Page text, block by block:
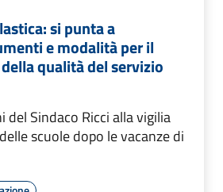
si punta a
e modalità per il
qualità del servizio
del Sindaco Ricci alla vigilia
scuole dopo le vacanze di